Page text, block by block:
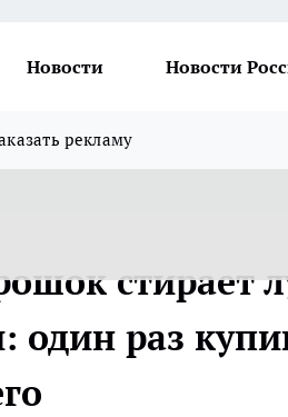
Новости Новости
рекламу
стирает
один раз